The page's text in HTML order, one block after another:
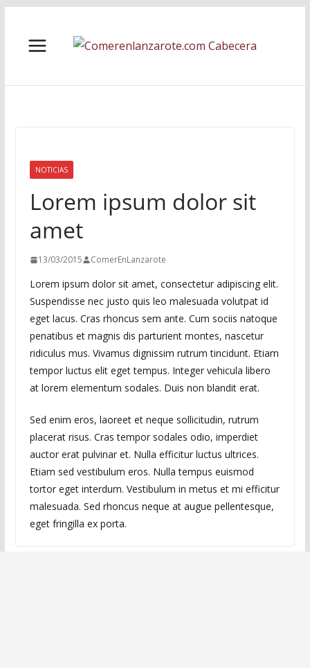
contenido
NOTICIAS
Lorem ipsum dolor sit
amet
13/03/2015 ComerEnLanzarote
Lorem ipsum dolor sit amet, consectetur adipiscing elit.
Suspendisse nec justo quis leo malesuada volutpat id
eget lacus. Cras rhoncus sem ante. Cum sociis natoque
penatibus et magnis dis parturient montes, nascetur
ridiculus mus. Vivamus dignissim rutrum tincidunt. Etiam
tempor luctus elit eget tempus. Integer vehicula libero
at lorem elementum sodales. Duis non blandit erat.
Sed enim eros, laoreet et neque sollicitudin, rutrum
placerat risus. Cras tempor sodales odio, imperdiet
auctor erat pulvinar et. Nulla efficitur luctus ultrices.
Etiam sed vestibulum eros. Nulla tempus euismod
tortor eget interdum. Vestibulum in metus et mi efficitur
malesuada. Sed rhoncus neque at augue pellentesque,
eget fringilla ex porta.